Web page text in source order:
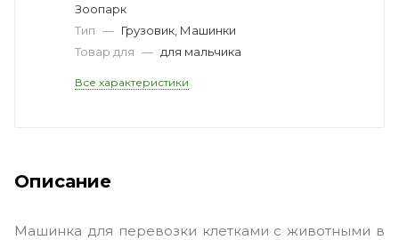
Зоопарк
Тип — Грузовик, Машинки
Товар для — для мальчика
Все характеристики
Описание
Машинка для перевозки клетками с животными в